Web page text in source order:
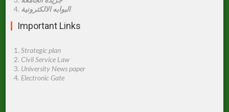
البوابه الالكترونية
Important Links
Strategic plan
Civil Service Law
University News paper
Electronic Gate